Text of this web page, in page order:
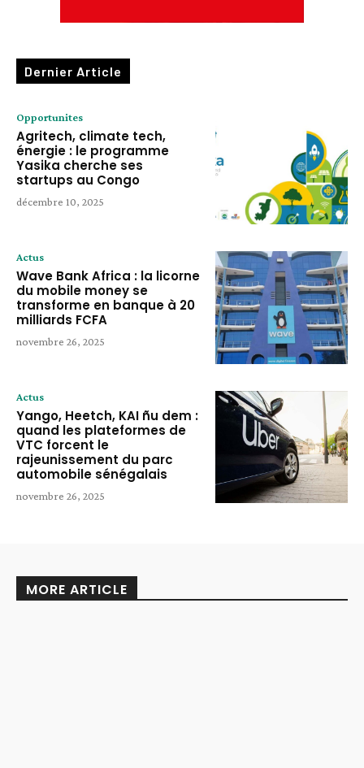
Dernier Article
Opportunites
Agritech, climate tech,
énergie : le programme
Yasika cherche ses
startups au Congo
décembre 10, 2025
Actus
Wave Bank Africa : la licorne
du mobile money se
transforme en banque à 20
milliards FCFA
novembre 26, 2025
Actus
Yango, Heetch, KAI ñu dem :
quand les plateformes de
VTC forcent le
rajeunissement du parc
automobile sénégalais
novembre 26, 2025
MORE ARTICLE